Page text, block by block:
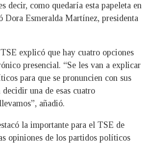
decir, como quedaría esta papeleta en
Dora Esmeralda Martínez, presidenta
explicó que hay cuatro opciones
presencial. “Se les van a explicar
para que se pronuncien con sus
una de esas cuatro
añadió.
la importante para el TSE de
opiniones de los partidos políticos